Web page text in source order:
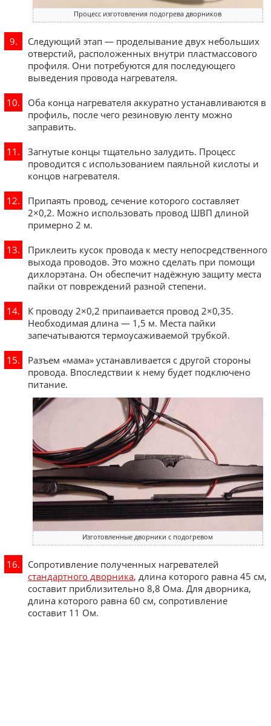
Процесс изготовления подогрева дворников
Следующий этап — проделывание двух небольших
отверстий, расположенных внутри пластмассового
профиля. Они потребуются для последующего
выведения провода нагревателя.
Оба конца нагревателя аккуратно устанавливаются в
профиль, после чего резиновую ленту можно
заправить.
Загнутые концы тщательно залудить. Процесс
проводится с использованием паяльной кислоты и
концов нагревателя.
Припаять провод, сечение которого составляет
2×0,2. Можно использовать провод ШВП длиной
примерно 2 м.
Приклеить кусок провода к месту непосредственного
выхода проводов. Это можно сделать при помощи
дихлорэтана. Он обеспечит надёжную защиту места
пайки от повреждений разной степени.
К проводу 2×0,2 припаивается провод 2×0,35.
Необходимая длина — 1,5 м. Места пайки
запечатываются термоусаживаемой трубкой.
Разъем «мама» устанавливается с другой стороны
провода. Впоследствии к нему будет подключено
питание.
Изготовленные дворники с подогревом
Сопротивление полученных нагревателей
стандартного дворника, длина которого равна 45 см,
составит приблизительно 8,8 Ома. Для дворника,
длина которого равна 60 см, сопротивление
составит 11 Ом.